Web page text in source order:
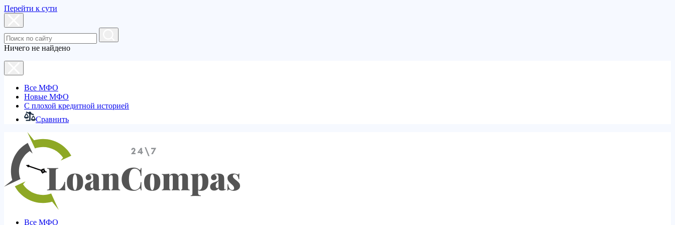
Перейти к сути
Ничего не найдено
Все МФО
Новые МФО
С плохой кредитной историей
Сравнить
Все МФО